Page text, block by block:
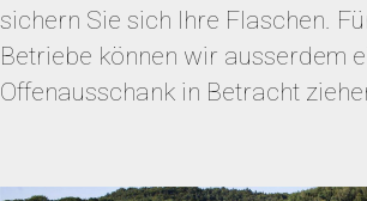
sichern Sie sich Ihre Flaschen.
Betriebe können wir ausserdem
Offenausschank in Betracht